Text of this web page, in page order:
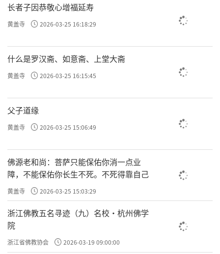
长者子因恭敬心增福延寿
黄盖寺 2026-03-25 16:18:29
什么是罗汉斋、如意斋、上堂大斋
黄盖寺 2026-03-25 16:15:45
父子道缘
黄盖寺 2026-03-25 15:06:49
佛源老和尚：菩萨只能保佑你消一点业
障，不能保佑你长生不死。不死得靠自己
黄盖寺 2026-03-25 15:03:29
浙江佛教五名寻迹（九）名校·杭州佛学
院
浙江省佛教协会 2026-03-19 09:00:00